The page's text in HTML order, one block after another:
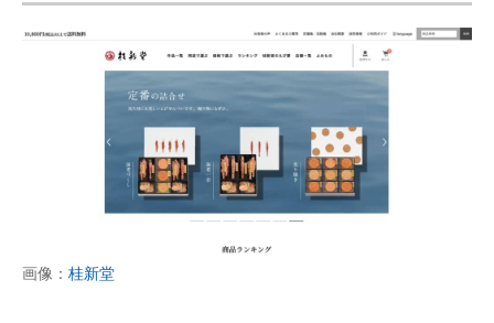
画像： 桂新堂